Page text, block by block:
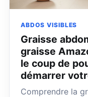
ABDOS VISIBLES
Graisse
graisse
le coup de
démarrer
Comprendre la